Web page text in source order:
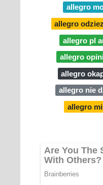
allegro
allegro
allegro pl
allegro
allegro
allegro nie
allegro